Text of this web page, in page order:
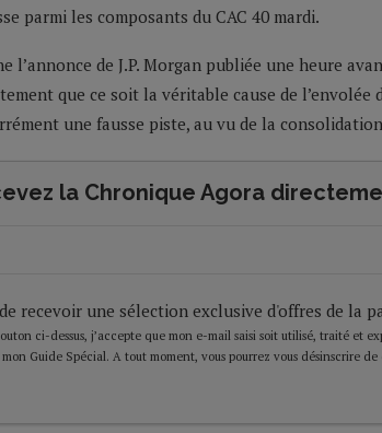
parmi les composants du CAC 40 mardi.
l’annonce de J.P. Morgan publiée une heure
que ce soit la véritable cause de l’envolée
une fausse piste, au vu de la
la Chronique Agora
recevoir une sélection exclusive d'offres de la
ci-dessus, j’accepte que mon e-mail saisi soit utilisé, traité et
Guide Spécial. A tout moment, vous pourrez vous désinscrire